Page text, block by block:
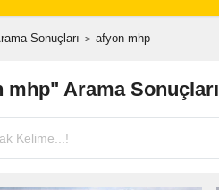
Sonuçları afyon mhp
mhp" Arama Sonuçları